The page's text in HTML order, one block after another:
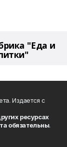
"Еда и
Издается с
ресурсах
обязательны.